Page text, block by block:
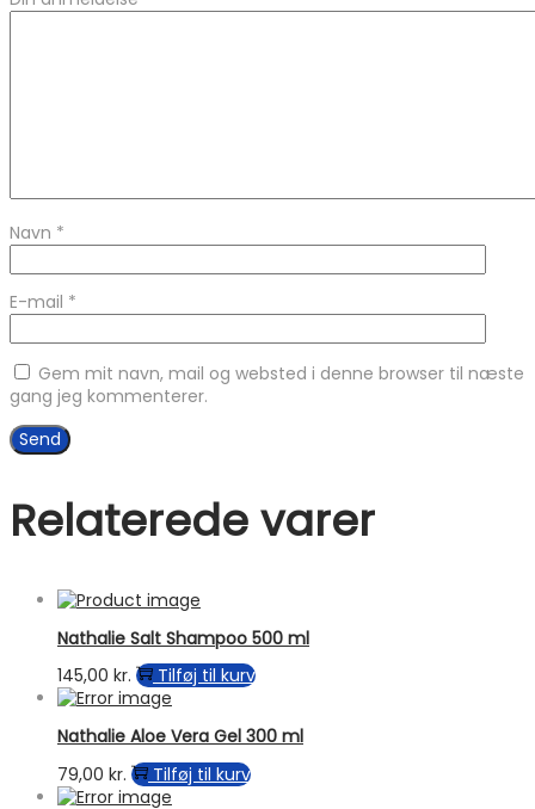
Navn *
E-mail *
Gem mit navn, mail og websted i denne browser til næste
gang jeg kommenterer.
Relaterede varer
Nathalie Salt Shampoo 500 ml
145,00 kr. Tilføj til kurv
Nathalie Aloe Vera Gel 300 ml
79,00 kr. Tilføj til kurv